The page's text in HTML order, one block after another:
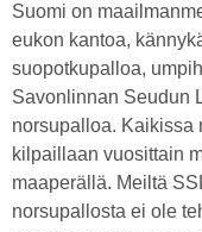
Suomi on
eukon kantoa,
suopotkupalloa,
Savonlinnan Seudun
norsupalloa. Kaikissa
kilpaillaan vuosittain
maaperällä. Meiltä
norsupallosta ei ole